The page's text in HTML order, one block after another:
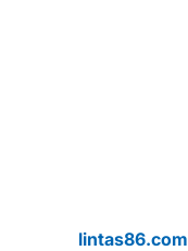
lintas86.com